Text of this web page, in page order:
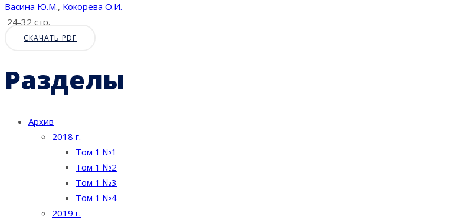
Васина Ю.М., Кокорева О.И.
24-32 стр.
СКАЧАТЬ PDF
Разделы
Архив
2018 г.
Том 1 №1
Том 1 №2
Том 1 №3
Том 1 №4
2019 г.